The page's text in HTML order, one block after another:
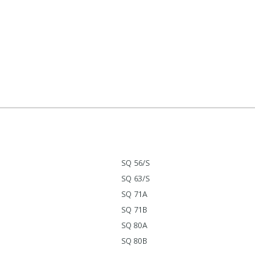
SQ 56/S
SQ 63/S
SQ 71A
SQ 71B
SQ 80A
SQ 80B